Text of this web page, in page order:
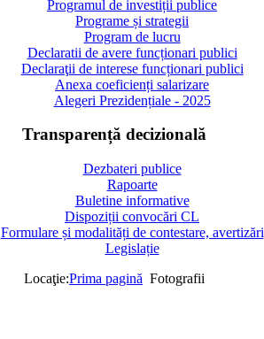
Programul de investiții publice
Programe și strategii
Program de lucru
Declaratii de avere funcționari publici
Declaraţii de interese funcționari publici
Anexa coeficienți salarizare
Alegeri Prezidențiale - 2025
Transparență decizională
Dezbateri publice
Rapoarte
Buletine informative
Dispoziții convocări CL
Formulare și modalități de contestare, avertizări
Legislație
Locaţie:Prima pagină Fotografii